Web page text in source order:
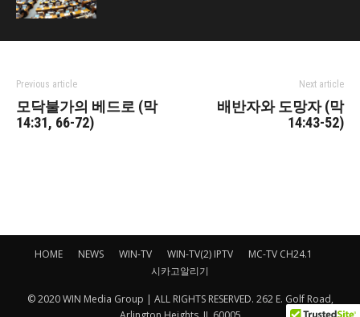
Previous article
모닥불가의 베드로 (막
14:31, 66-72)
Next article
배반자와 도망자 (막
14:43-52)
HOME NEWS WIN-TV WIN-TV(2) IPTV
MC-TV CH24.1
시카고알리기
© 2020 WIN Media Group | ALL RIGHTS RESERVED. 262 E. Golf Road,